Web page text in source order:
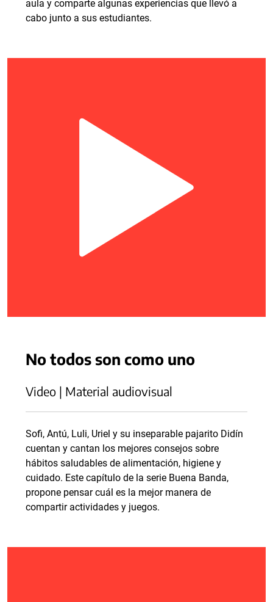
aula y comparte algunas experiencias que llevó a
cabo junto a sus estudiantes.
No todos son como uno
Video | Material audiovisual
Sofi, Antú, Luli, Uriel y su inseparable pajarito Didín
cuentan y cantan los mejores consejos sobre
hábitos saludables de alimentación, higiene y
cuidado. Este capítulo de la serie Buena Banda,
propone pensar cuál es la mejor manera de
compartir actividades y juegos.